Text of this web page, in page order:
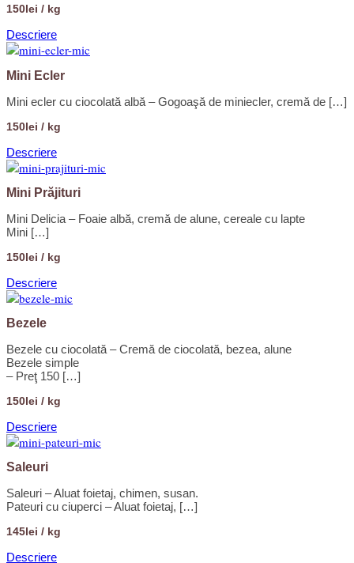
150lei / kg
Descriere
Mini Ecler
Mini ecler cu ciocolată albă – Gogoaşă de miniecler, cremă de […]
150lei / kg
Descriere
Mini Prăjituri
Mini Delicia – Foaie albă, cremă de alune, cereale cu lapte
Mini […]
150lei / kg
Descriere
Bezele
Bezele cu ciocolată – Cremă de ciocolată, bezea, alune
Bezele simple
– Preţ 150 […]
150lei / kg
Descriere
Saleuri
Saleuri – Aluat foietaj, chimen, susan.
Pateuri cu ciuperci – Aluat foietaj, […]
145lei / kg
Descriere